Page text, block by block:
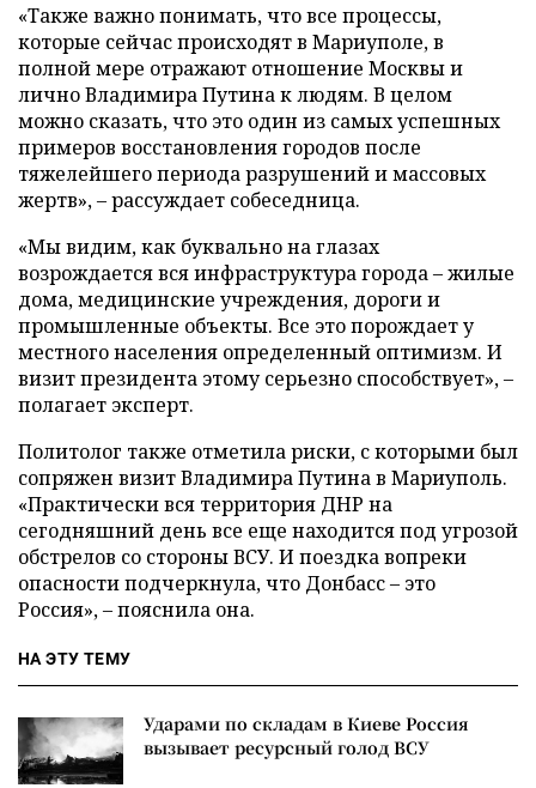
«Также важно понимать, что все процессы,
которые сейчас происходят в Мариуполе, в
полной мере отражают отношение Москвы и
лично Владимира Путина к людям. В целом
можно сказать, что это один из самых успешных
примеров восстановления городов после
тяжелейшего периода разрушений и массовых
жертв», – рассуждает собеседница.
«Мы видим, как буквально на глазах
возрождается вся инфраструктура города – жилые
дома, медицинские учреждения, дороги и
промышленные объекты. Все это порождает у
местного населения определенный оптимизм. И
визит президента этому серьезно способствует», –
полагает эксперт.
Политолог также отметила риски, с которыми был
сопряжен визит Владимира Путина в Мариуполь.
«Практически вся территория ДНР на
сегодняшний день все еще находится под угрозой
обстрелов со стороны ВСУ. И поездка вопреки
опасности подчеркнула, что Донбасс – это
Россия», – пояснила она.
НА ЭТУ ТЕМУ
Ударами по складам в Киеве Россия
вызывает ресурсный голод ВСУ